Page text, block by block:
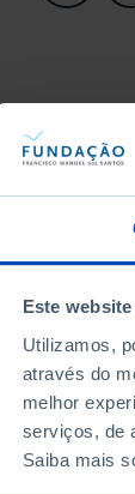
Este
Utilizamos,
através do
melhor
serviços, de
Saiba mais